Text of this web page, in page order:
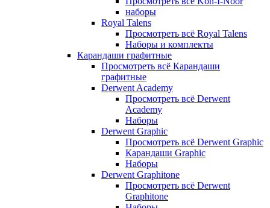
наборы
Royal Talens
Просмотреть всё Royal Talens
Наборы и комплекты
Карандаши графитные
Просмотреть всё Карандаши
графитные
Derwent Academy
Просмотреть всё Derwent
Academy
Наборы
Derwent Graphic
Просмотреть всё Derwent Graphic
Карандаши Graphic
Наборы
Derwent Graphitone
Просмотреть всё Derwent
Graphitone